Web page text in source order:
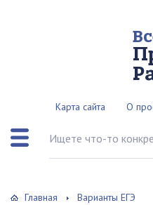
Карта сайта О
Поиск по сайту
Главная Варианты ЕГЭ